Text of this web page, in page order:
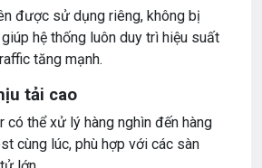
được sử dụng riêng, không bị
hệ thống luôn duy trì hiệu suất
tăng mạnh.
tải cao
có thể xử lý hàng nghìn đến hàng
cùng lúc, phù hợp với các sàn